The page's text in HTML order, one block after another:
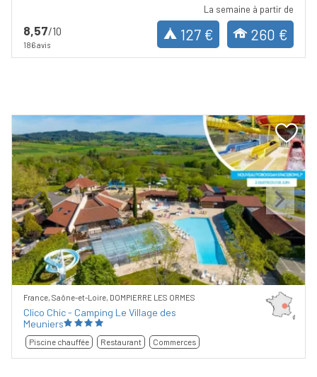
8,57/10
186 avis
La semaine à partir de
127 € 260 €
Previous Next
France, Saône-et-Loire, DOMPIERRE LES ORMES
Clico Chic - Camping Le Village des
Meuniers
Piscine chauffée Restaurant Commerces